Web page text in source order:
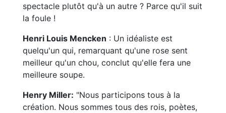
spectacle plutôt qu'à un autre ? Parce qu'il suit
la foule !
Henri Louis Mencken : Un idéaliste est
quelqu'un qui, remarquant qu'une rose sent
meilleur qu'un chou, conclut qu'elle fera une
meilleure soupe.
Henry Miller: "Nous participons tous à la
création. Nous sommes tous des rois, poètes,